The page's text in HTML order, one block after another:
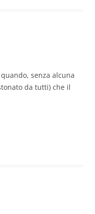
senza alcuna
da tutti) che il